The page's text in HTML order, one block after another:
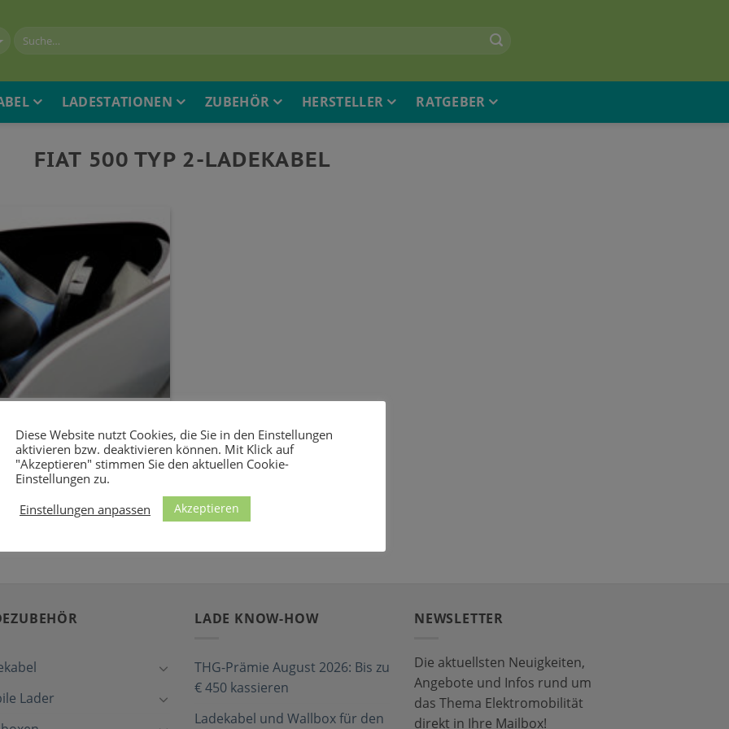
LADESTATIONEN ZUBEHÖR HERSTELLER RATGEBER
FIAT 500 TYP 2-LADEKABEL
Wallboxen /
Fiat 500 brauchen Hier
[...]
Lader
LADE KNOW-HOW
THG-Prämie August 2026: Bis zu
€ 450 kassieren
Ladekabel und Wallbox für den
NEWSLETTER
Die aktuellsten Neuigkeiten,
Angebote und Infos rund um
das Thema Elektromobilität
direkt in Ihre Mailbox!
Diese Website nutzt Cookies, die Sie in den Einstellungen
aktivieren bzw. deaktivieren können. Mit Klick auf
"Akzeptieren" stimmen Sie den aktuellen Cookie-
Einstellungen zu.
Einstellungen anpassen
Akzeptieren